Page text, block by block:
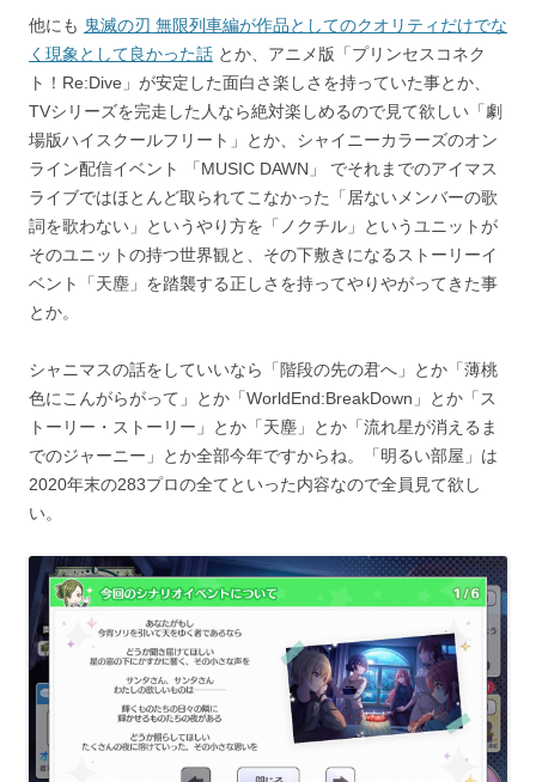
他にも 鬼滅の刃 無限列車編が作品としてのクオリティだけでな
く現象として良かった話 とか、アニメ版「プリンセスコネク
ト！Re:Dive」が安定した面白さ楽しさを持っていた事とか、
TVシリーズを完走した人なら絶対楽しめるので見て欲しい「劇
場版ハイスクールフリート」とか、シャイニーカラーズのオン
ライン配信イベント 「MUSIC DAWN」 でそれまでのアイマス
ライブではほとんど取られてこなかった「居ないメンバーの歌
詞を歌わない」というやり方を「ノクチル」というユニットが
そのユニットの持つ世界観と、その下敷きになるストーリーイ
ベント「天塵」を踏襲する正しさを持ってやりやがってきた事
とか。
シャニマスの話をしていいなら「階段の先の君へ」とか「薄桃
色にこんがらがって」とか「WorldEnd:BreakDown」とか「ス
トーリー・ストーリー」とか「天塵」とか「流れ星が消えるま
でのジャーニー」とか全部今年ですからね。「明るい部屋」は
2020年末の283プロの全てといった内容なので全員見て欲し
い。